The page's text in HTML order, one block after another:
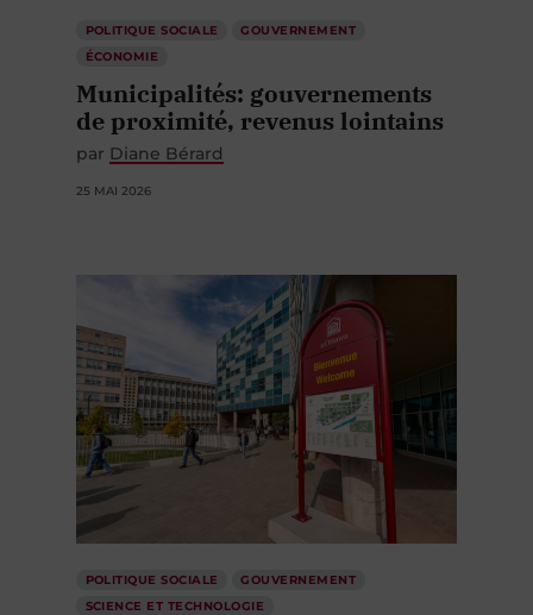
POLITIQUE SOCIALE
GOUVERNEMENT
ÉCONOMIE
Municipalités: gouvernements
de proximité, revenus lointains
par Diane Bérard
25 MAI 2026
POLITIQUE SOCIALE
GOUVERNEMENT
SCIENCE ET TECHNOLOGIE